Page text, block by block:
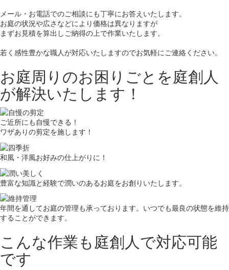
メール・お電話でのご相談にも丁寧にお答えいたします。
お庭の状況や広さなどにより価格は異なりますが
まずお見積を算出しご納得の上で作業いたします。
若く感性豊かな職人が対応いたしますのでお気軽にご連絡ください。
お庭周りのお困りごとを庭創人
が解決いたします！
ご近所にも自慢できる！
ワザありの剪定を施します！
和風・洋風お好みの仕上がりに！
豊富な知識と経験で潤いのあるお庭をお創りいたします。
年間を通してお庭の管理も承っております。いつでも最良の状態を維持
することができます。
こんな作業も庭創人で対応可能
です